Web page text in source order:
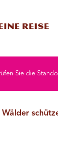
Reise
Sie die
Wälder